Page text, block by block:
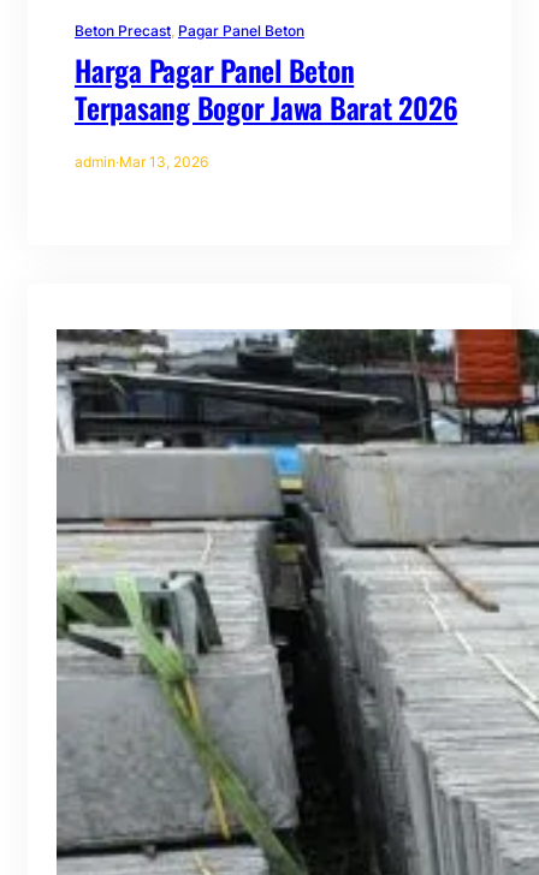
Beton Precast, Pagar Panel Beton
Harga Pagar Panel Beton
Terpasang Bogor Jawa Barat 2026
admin·Mar 13, 2026